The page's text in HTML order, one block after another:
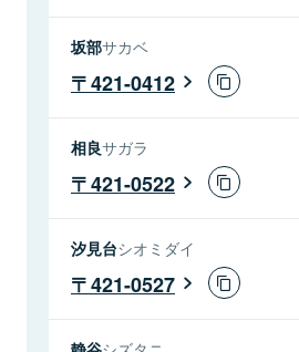
坂部サカベ
421-0412
相良サガラ
421-0522
汐見台シオミダイ
421-0527